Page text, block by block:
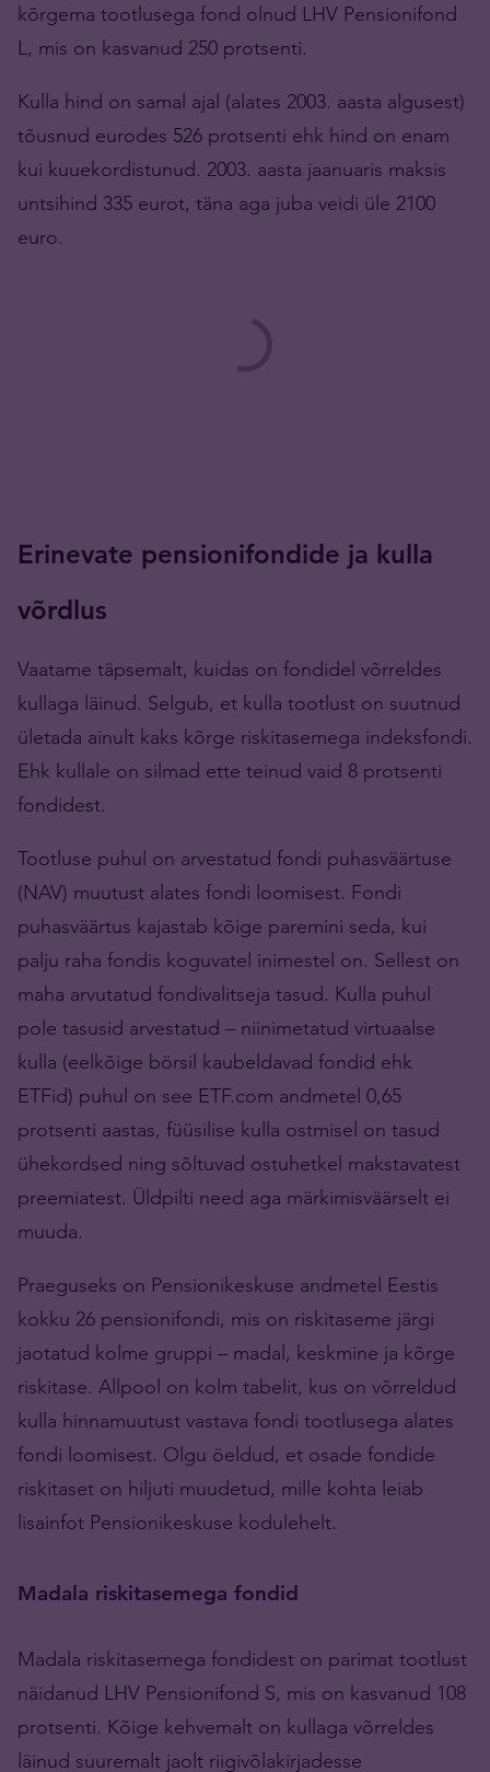
kõrgema tootlusega fond olnud LHV Pensionifond
L, mis on kasvanud 250 protsenti.
Kulla hind on samal ajal (alates 2003. aasta algusest)
tõusnud eurodes 526 protsenti ehk hind on enam
kui kuuekordistunud. 2003. aasta jaanuaris maksis
untsihind 335 eurot, täna aga juba veidi üle 2100
euro.
Erinevate pensionifondide ja kulla
võrdlus
Vaatame täpsemalt, kuidas on fondidel võrreldes
kullaga läinud. Selgub, et kulla tootlust on suutnud
ületada ainult kaks kõrge riskitasemega indeksfondi.
Ehk kullale on silmad ette teinud vaid 8 protsenti
fondidest.
Tootluse puhul on arvestatud fondi puhasväärtuse
(NAV) muutust alates fondi loomisest. Fondi
puhasväärtus kajastab kõige paremini seda, kui
palju raha fondis koguvatel inimestel on. Sellest on
maha arvutatud fondivalitseja tasud. Kulla puhul
pole tasusid arvestatud – niinimetatud virtuaalse
kulla (eelkõige börsil kaubeldavad fondid ehk
ETFid) puhul on see ETF.com andmetel 0,65
protsenti aastas, füüsilise kulla ostmisel on tasud
ühekordsed ning sõltuvad ostuhetkel makstavatest
preemiatest. Üldpilti need aga märkimisväärselt ei
muuda.
Praeguseks on Pensionikeskuse andmetel Eestis
kokku 26 pensionifondi, mis on riskitaseme järgi
jaotatud kolme gruppi – madal, keskmine ja kõrge
riskitase. Allpool on kolm tabelit, kus on võrreldud
kulla hinnamuutust vastava fondi tootlusega alates
fondi loomisest. Olgu öeldud, et osade fondide
riskitaset on hiljuti muudetud, mille kohta leiab
lisainfot Pensionikeskuse kodulehelt.
Madala riskitasemega fondid
Madala riskitasemega fondidest on parimat tootlust
näidanud LHV Pensionifond S, mis on kasvanud 108
protsenti. Kõige kehvemalt on kullaga võrreldes
läinud suuremalt jaolt riigivõlakirjadesse